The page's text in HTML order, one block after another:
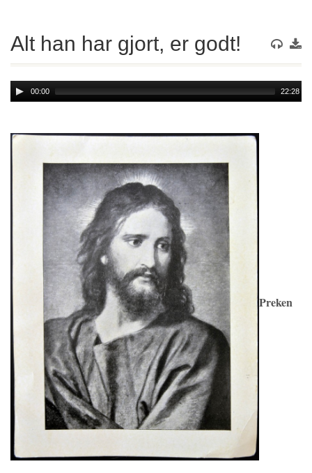
Alt han har gjort, er godt!
Audio
Player
00:00 22:28
Preken